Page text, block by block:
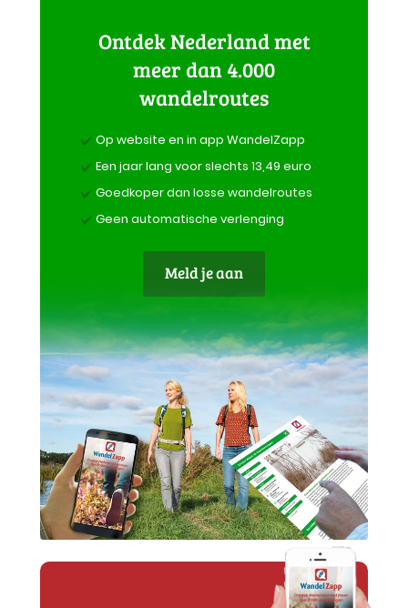
Ontdek Nederland met
meer dan 4.000
wandelroutes
Op website en in app WandelZapp
Een jaar lang voor slechts 13,49 euro
Goedkoper dan losse wandelroutes
Geen automatische verlenging
Meld je aan